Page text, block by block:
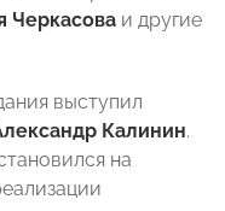
Черкасова и другие
выступил
Калинин.
на